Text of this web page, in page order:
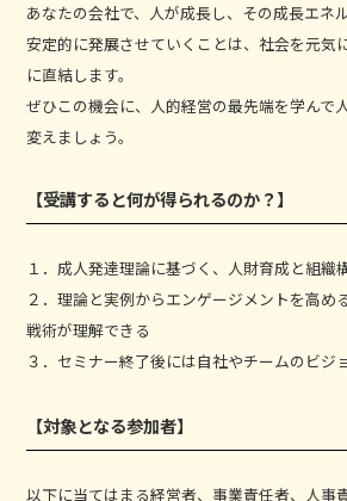
あなたの会社で、人が成長し、その成長エネ
安定的に発展させていくことは、社会を元気
に直結します。
ぜひこの機会に、人的経営の最先端を学んで
変えましょう。
【受講すると何が得られるのか？】
１．成人発達理論に基づく、人財育成と組織
２．理論と実例からエンゲージメントを高め
戦術が理解できる
３．セミナー終了後には自社やチームのビジ
【対象となる参加者】
以下に当てはまる経営者、事業責任者、人事